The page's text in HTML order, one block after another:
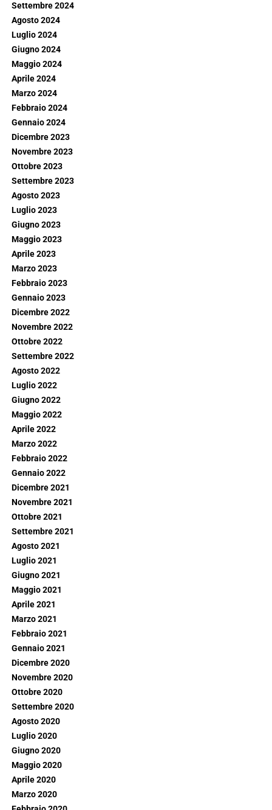
Settembre 2024
Agosto 2024
Luglio 2024
Giugno 2024
Maggio 2024
Aprile 2024
Marzo 2024
Febbraio 2024
Gennaio 2024
Dicembre 2023
Novembre 2023
Ottobre 2023
Settembre 2023
Agosto 2023
Luglio 2023
Giugno 2023
Maggio 2023
Aprile 2023
Marzo 2023
Febbraio 2023
Gennaio 2023
Dicembre 2022
Novembre 2022
Ottobre 2022
Settembre 2022
Agosto 2022
Luglio 2022
Giugno 2022
Maggio 2022
Aprile 2022
Marzo 2022
Febbraio 2022
Gennaio 2022
Dicembre 2021
Novembre 2021
Ottobre 2021
Settembre 2021
Agosto 2021
Luglio 2021
Giugno 2021
Maggio 2021
Aprile 2021
Marzo 2021
Febbraio 2021
Gennaio 2021
Dicembre 2020
Novembre 2020
Ottobre 2020
Settembre 2020
Agosto 2020
Luglio 2020
Giugno 2020
Maggio 2020
Aprile 2020
Marzo 2020